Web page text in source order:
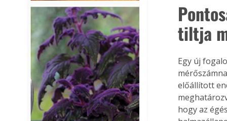
tiltja
Egy új
előállított
hogy az